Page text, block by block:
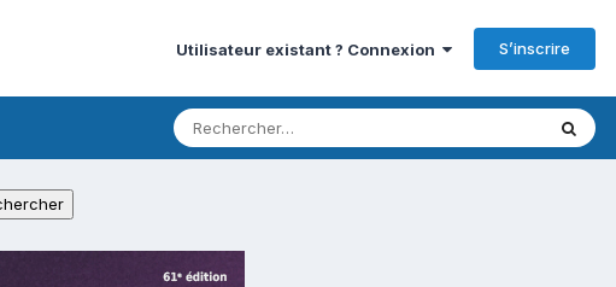
Utilisateur existant ? Connexion S’inscrire